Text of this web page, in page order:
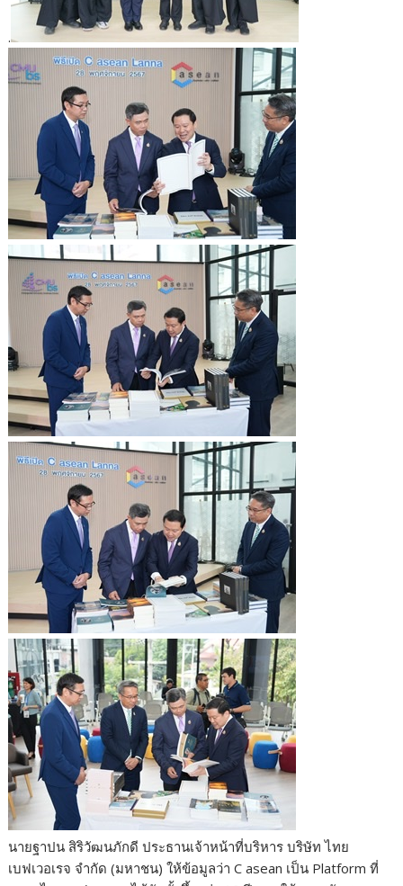
.
นายฐาปน สิริวัฒนภักดี ประธานเจ้าหน้าที่บริหาร บริษัท ไทย
เบฟเวอเรจ จำกัด (มหาชน) ให้ข้อมูลว่า C asean เป็น Platform ที่